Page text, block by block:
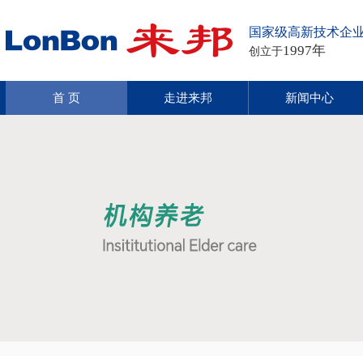
国家级高新技术企
创立于1997年
首 页 走进来邦 新闻中心